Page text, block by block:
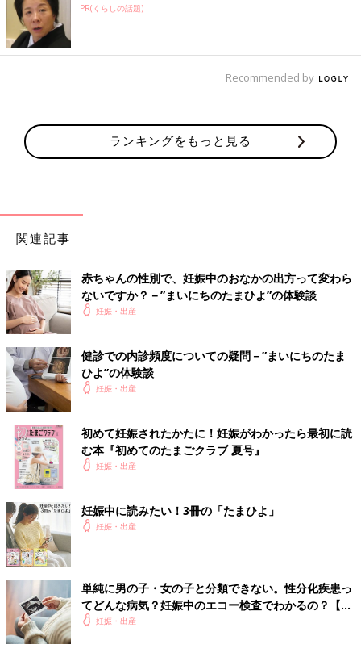
PR(くらしの話題)
Recommended by
ランキングをもっと見る
関連記事
赤ちゃんの性別で、妊娠中のおなかの出方って変わら
ないですか？－”まいにちのたまひよ”の体験談
妊娠・出産
健診での内診頻度についての疑問－”まいにちのたま
ひよ”の体験談
妊娠・出産
初めて妊娠されたかたに！妊娠がわかったら最初に読
む本『初めてのたまごクラブ 夏号』
妊娠・出産
妊娠中に読みたい！3冊の「たまひよ」
妊娠・出産
単純に男の子・女の子と分類できない。性分化疾患っ
てどんな病気？妊娠中のエコー検査でわかるの？【専
門医】妊娠・出産